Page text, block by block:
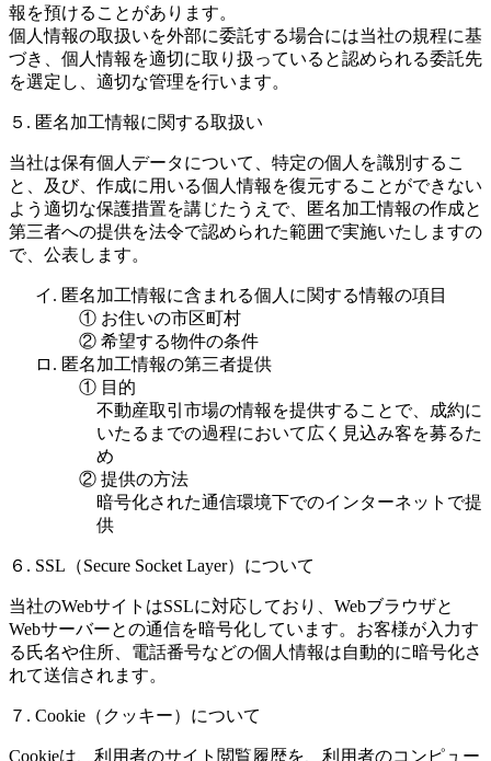
報を預けることがあります。
個人情報の取扱いを外部に委託する場合には当社の規程に基
づき、個人情報を適切に取り扱っていると認められる委託先
を選定し、適切な管理を行います。
５. 匿名加工情報に関する取扱い
当社は保有個人データについて、特定の個人を識別するこ
と、及び、作成に用いる個人情報を復元することができない
よう適切な保護措置を講じたうえで、匿名加工情報の作成と
第三者への提供を法令で認められた範囲で実施いたしますの
で、公表します。
イ. 匿名加工情報に含まれる個人に関する情報の項目
① お住いの市区町村
② 希望する物件の条件
ロ. 匿名加工情報の第三者提供
① 目的
不動産取引市場の情報を提供することで、成約に
いたるまでの過程において広く見込み客を募るた
め
② 提供の方法
暗号化された通信環境下でのインターネットで提
供
６. SSL（Secure Socket Layer）について
当社のWebサイトはSSLに対応しており、Webブラウザと
Webサーバーとの通信を暗号化しています。お客様が入力す
る氏名や住所、電話番号などの個人情報は自動的に暗号化さ
れて送信されます。
７. Cookie（クッキー）について
Cookieは、利用者のサイト閲覧履歴を、利用者のコンピュー